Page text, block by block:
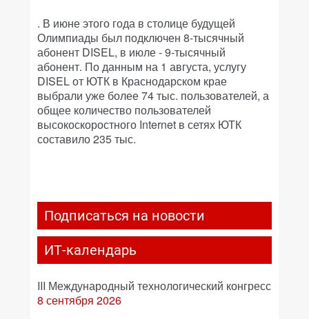
. В июне этого года в столице будущей
Олимпиады был подключен 8-тысячный
абонент DISEL, в июле - 9-тысячный
абонент. По данным на 1 августа, услугу
DISEL от ЮТК в Краснодарском крае
выбрали уже более 74 тыс. пользователей, а
общее количество пользователей
высокоскоростного Internet в сетях ЮТК
составило 235 тыс.
Подписаться на новости
ИТ-календарь
III Международный технологический конгресс
8 сентября 2026